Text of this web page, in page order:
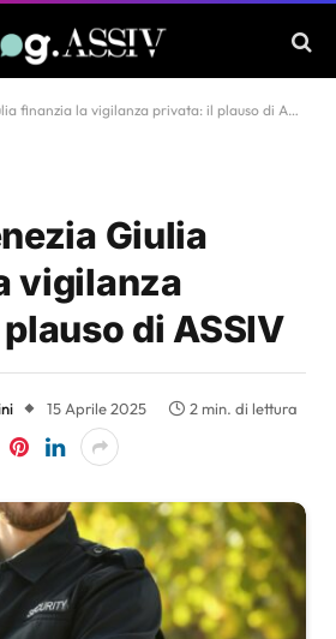
finanzia la vigilanza privata: il plauso di ASSIV
Giulia
vigilanza
di ASSIV
15 Aprile 2025
2 min. di lettura